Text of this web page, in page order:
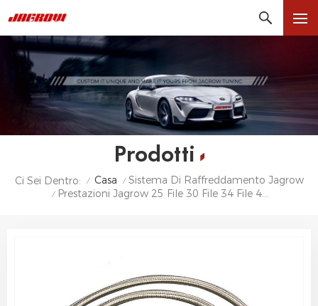
Prodotti
Ci Sei Dentro: / Casa / Sistema Di Raffreddamento Jagrow
/ Prestazioni Jagrow 25 File 30 File 34 File 40 File Radiatore Olio Motore